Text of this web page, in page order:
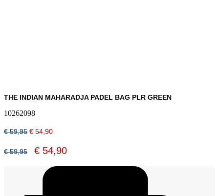
THE INDIAN MAHARADJA PADEL BAG PLR GREEN
10262098
€59,95 Oorspronkelijke
was:
€ 59,95.
€ 54,90Huidige
is:
€ 54,90.
€59,95
Oorspronkelijke
prijs
€ 59,95.
€ 54,90Huidige
is: